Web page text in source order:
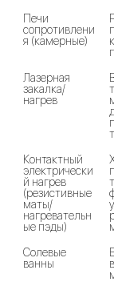
Печи
сопротивлени
я (камерные)
Лазерная
закалка/
нагрев
Контактный
электрически
й нагрев
(резистивные
маты/
нагревательн
ые пэды)
Солевые
ванны